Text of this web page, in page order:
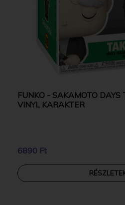
FUNKO - SAKAMOTO DAYS
VINYL KARAKTER
6890 Ft